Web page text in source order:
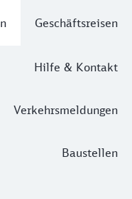
Geschäftsreisen
Hilfe & Kontakt
Verkehrsmeldungen
Baustellen